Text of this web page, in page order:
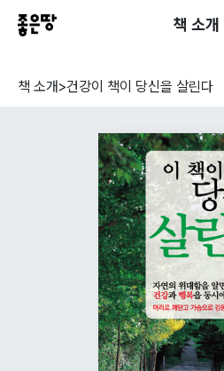
책 소개
책 소개>건강이 책이 당신을 살린다